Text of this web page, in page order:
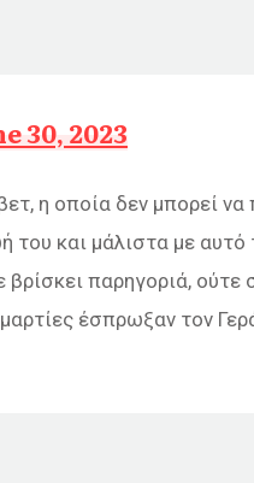
30, 2023
η οποία δεν μπορεί να
του και μάλιστα με
παρηγοριά, ούτε
έσπρωξαν τον